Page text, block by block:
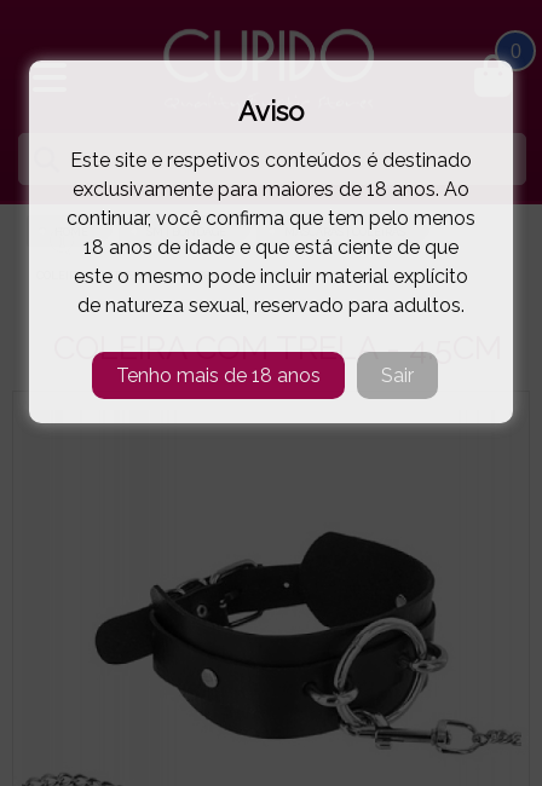
0
MÁSCARAS | COLEIRAS
COLEIRA COM TRELA - 4.5CM( 88-3728 )
COLEIRA COM TRELA - 4.5CM
Aviso
Este site e respetivos conteúdos é destinado
exclusivamente para maiores de 18 anos. Ao
continuar, você confirma que tem pelo menos
18 anos de idade e que está ciente de que
este o mesmo pode incluir material explícito
de natureza sexual, reservado para adultos.
Tenho mais de 18 anos Sair